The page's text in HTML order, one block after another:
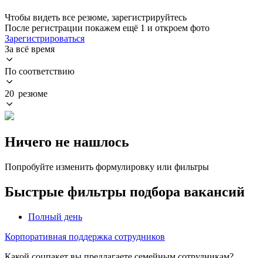
Чтобы видеть все резюме, зарегистрируйтесь
После регистрации покажем ещё 1 и откроем фото
Зарегистрироваться
За всё время
По соответствию
20 резюме
Ничего не нашлось
Попробуйте изменить формулировку или фильтры
Быстрые фильтры подбора вакансий
Полный день
Корпоративная поддержка сотрудников